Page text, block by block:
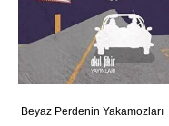
Beyaz Perdenin Yakamozları